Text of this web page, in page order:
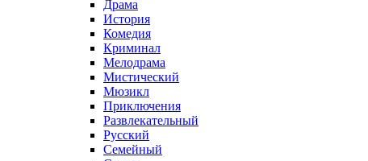
Драма
История
Комедия
Криминал
Мелодрама
Мистический
Мюзикл
Приключения
Развлекательный
Русский
Семейный